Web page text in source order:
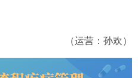
（运营：孙欢）